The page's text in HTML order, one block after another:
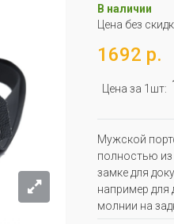
В наличии
Цена без
1692 р.
Цена за 1шт:
Мужской
полностью
замке для
например для
молнии на